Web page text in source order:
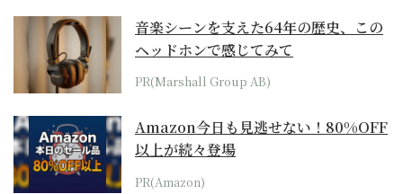
音楽シーンを支えた64年の歴史、この
ヘッドホンで感じてみて
PR(Marshall Group AB)
Amazon今日も見逃せない！80%OFF
以上が続々登場
PR(Amazon)